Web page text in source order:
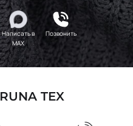
Написать в
MAX
Позвонить
TEX